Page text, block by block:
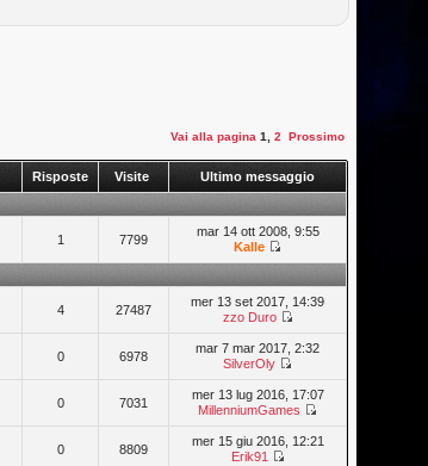
Vai alla pagina 1 ,2 Prossimo
Risposte Visite Ultimo messaggio
1 7799
mar 14 ott 2008, 9:55
Kalle
4 27487
mer 13 set 2017, 14:39
zzo Duro
0 6978
mar 7 mar 2017, 2:32
SilverOly
0 7031
mer 13 lug 2016, 17:07
MillenniumGames
0 8809
mer 15 giu 2016, 12:21
Erik91